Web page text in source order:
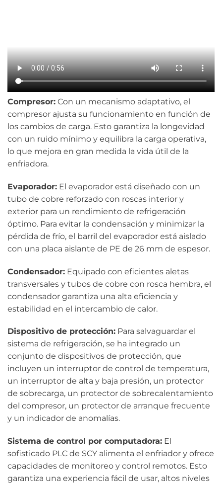
Compresor: Con un mecanismo adaptativo, el
compresor ajusta su funcionamiento en función de
los cambios de carga. Esto garantiza la longevidad
con un ruido mínimo y equilibra la carga operativa,
lo que mejora en gran medida la vida útil de la
enfriadora.
Evaporador: El evaporador está diseñado con un
tubo de cobre reforzado con roscas interior y
exterior para un rendimiento de refrigeración
óptimo. Para evitar la condensación y minimizar la
pérdida de frío, el barril del evaporador está aislado
con una placa aislante de PE de 26 mm de espesor.
Condensador: Equipado con eficientes aletas
transversales y tubos de cobre con rosca hembra, el
condensador garantiza una alta eficiencia y
estabilidad en el intercambio de calor.
Dispositivo de protección: Para salvaguardar el
sistema de refrigeración, se ha integrado un
conjunto de dispositivos de protección, que
incluyen un interruptor de control de temperatura,
un interruptor de alta y baja presión, un protector
de sobrecarga, un protector de sobrecalentamiento
del compresor, un protector de arranque frecuente
y un indicador de anomalías.
Sistema de control por computadora: El
sofisticado PLC de SCY alimenta el enfriador y ofrece
capacidades de monitoreo y control remotos. Esto
garantiza una experiencia fácil de usar, altos niveles